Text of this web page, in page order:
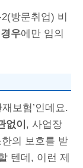
방문취업) 비
우에만 임의
보험’인데요.
이 , 사업장
의 보호를 받
텐데, 이런 제